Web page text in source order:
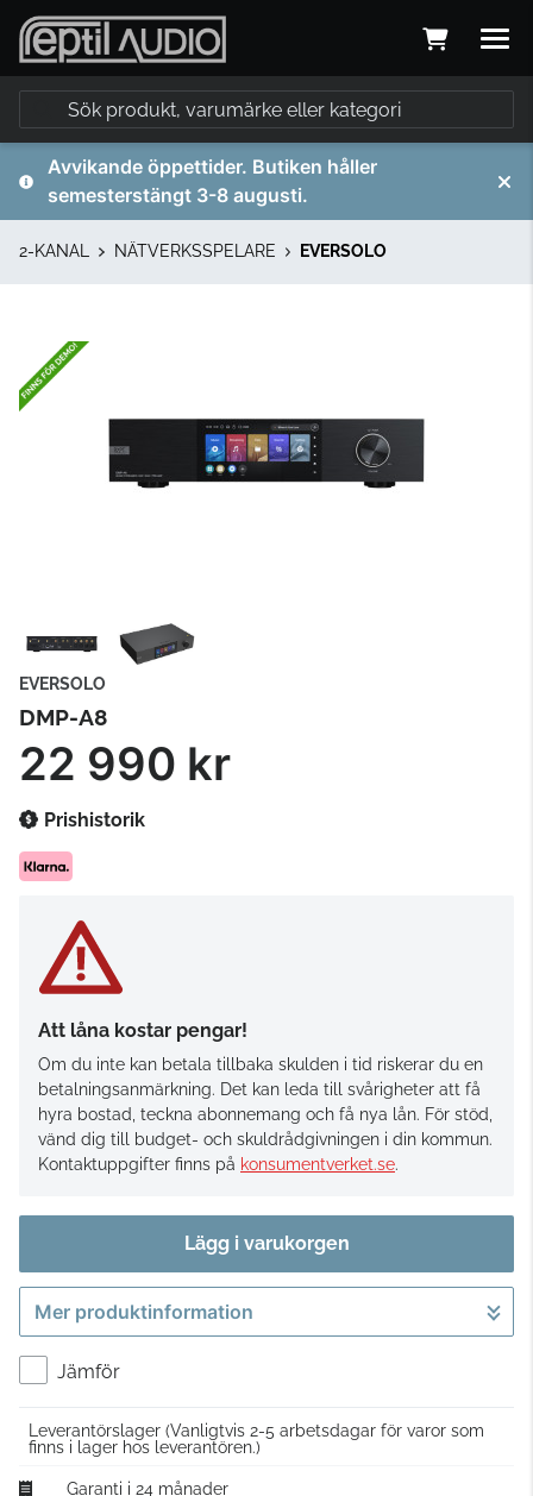
Avvikande öppettider. Butiken håller
semesterstängt 3-8 augusti.
2-KANAL NÄTVERKSSPELARE EVERSOLO
EVERSOLO
DMP-A8
22 990 kr
Prishistorik
Att låna kostar pengar!
Om du inte kan betala tillbaka skulden i tid riskerar du en
betalningsanmärkning. Det kan leda till svårigheter att få
hyra bostad, teckna abonnemang och få nya lån. För stöd,
vänd dig till budget- och skuldrådgivningen i din kommun.
Kontaktuppgifter finns på konsumentverket.se.
Lägg i varukorgen
Gå till kassan
Mer produktinformation
Jämför
Leverantörslager (Vanligtvis 2-5 arbetsdagar för varor som
finns i lager hos leverantören.)
Garanti i 24 månader